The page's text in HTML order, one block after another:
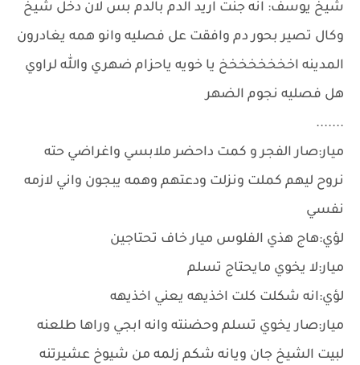
شيخ يوسف: انه جنت اريد الدم بالدم بس لان دخل شيخ
وكال تصير بحور دم وافقت عل فصليه وانو همه يغادرون
المدينه اخخخخخخخخ يا خويه ياحزام ضهري والله لراوي
هل فصليه نجوم الضهر
.......
ميار:صار الفجر و كمت داحضر ملابسي واغراضي حته
نروح ليهم كملت ونزلت ودعتهم وهمه يبجون واني ﻻزمه
نفسي
لؤي:هاج هذي الفلوس ميار خاف تحتاجين
ميار:لا يخوي مايحتاج تسلم
لؤي:انه شكلت كلت اخذيهه يعني اخذيهه
ميار:صار يخوي تسلم وحضنته وانه ابجي وراها طلعنه
لبيت الشيخ جان ويانه شكم زلمه من شيوخ عشيرتنه